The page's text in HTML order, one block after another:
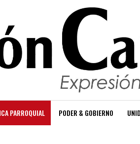
PARROQUIAL PODER & GOBIERNO